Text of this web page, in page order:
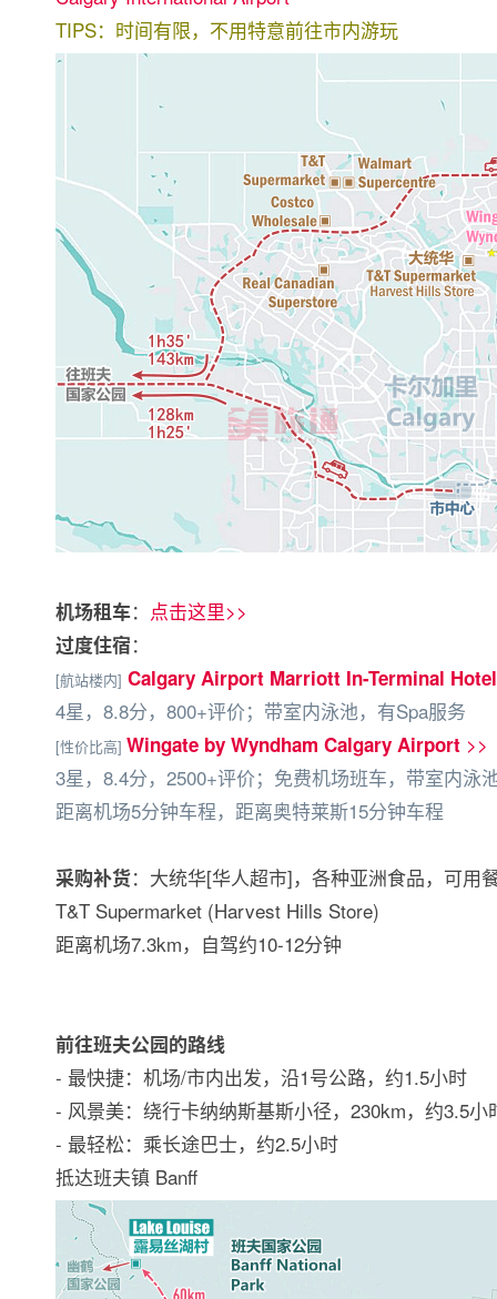
TIPS：时间有限，不用特意前往市内游玩
机场租车： 点击这里>>
过度住宿：
[航站楼内] Calgary Airport Marriott In-Terminal Hotel
4星，8.8分，800+评价；带室内泳池，有Spa服务
[性价比高] Wingate by Wyndham Calgary Airport >>
3星，8.4分，2500+评价；免费机场班车，带室内泳
距离机场5分钟车程，距离奥特莱斯15分钟车程
采购补货：大统华[华人超市]，各种亚洲食品，可用
T&T Supermarket (Harvest Hills Store)
距离机场7.3km，自驾约10-12分钟
前往班夫公园的路线
- 最快捷：机场/市内出发，沿1号公路，约1.5小时
- 风景美：绕行卡纳纳斯基斯小径，230km，约3.5小
- 最轻松：乘长途巴士，约2.5小时
抵达班夫镇 Banff